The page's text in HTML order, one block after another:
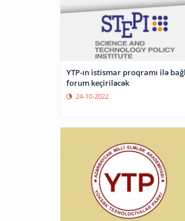
YTP-ın istismar proqramı ilə bağlı
forum keçiriləcək
24-10-2022